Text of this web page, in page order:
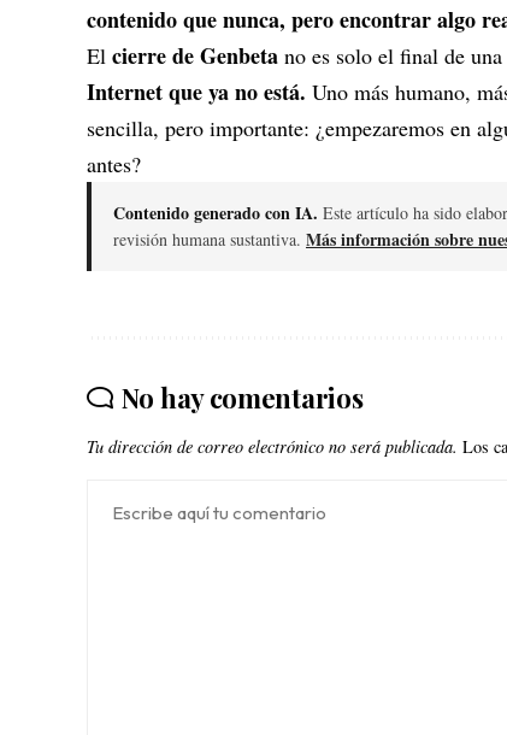
contenido que nunca, pero encontrar algo
El cierre de Genbeta no es solo el final de una
Internet que ya no está. Uno más humano,
sencilla, pero importante: ¿empezaremos en
antes?
Contenido generado con IA. Este artículo ha sido
revisión humana sustantiva. Más información sobre
No hay comentarios
Tu dirección de correo electrónico no será publicada. Los